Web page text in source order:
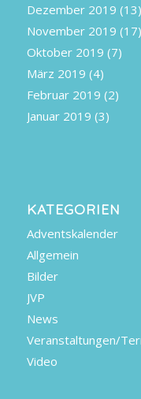
Dezember 2019 (13)
November 2019 (17)
Oktober 2019 (7)
März 2019 (4)
Februar 2019 (2)
Januar 2019 (3)
KATEGORIEN
Adventskalender
Allgemein
Bilder
JVP
News
Veranstaltungen/
Video